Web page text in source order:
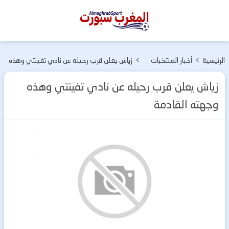
المغرب
الرئيسية > أخبار المنتخبات
> زياش يعلن قرب رحيله عن نادي تفينتي وهذه
زياش يعلن قرب رحيله عن نادي تفينتي وهذه
وجهته القادمة